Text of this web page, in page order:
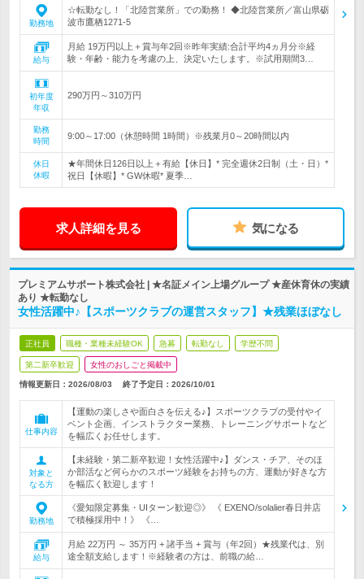
勤務地
☆転勤なし！「北陸営業所」での勤務！ ◆北陸営業所／富山県砺
波市鷹栖1271-5
給与
月給 19万円以上＋賞与年2回※昨年実績:合計平均4ヵ月分※経
験・年齢・能力を考慮の上、決定いたします。※試用期間3…
初年度
年収
290万円～310万円
勤務
時間
9:00～17:00（休憩時間 1時間）※残業月0～20時間以内
休日
休暇
★年間休日126日以上＋有給【休日】* 完全週休2日制（土・日）*
祝日【休暇】* GW休暇* 夏季…
求人詳細を見る 気になる
プレミアムサポート株式会社 | ★名証メイン上場グループ ★産休育休の実績
あり ★転勤なし
女性活躍中♪【スポーツクラブの運営スタッフ】★残業ほぼなし
正社員 職種・業種未経験OK 急募 転勤なし 学歴不問
第二新卒歓迎 女性のおしごと掲載中
情報更新日：2026/08/03 終了予定日： 2026/10/01
仕事内容
【運動の楽しさや面白さを伝える♪】スポーツクラブの受付やイ
ベント企画、インストラクター業務、トレーニングサポートなど
を幅広くお任せします。
対象と
なる方
【未経験・第二新卒歓迎！女性活躍中♪】ダンス・チア、そのほ
か部活など何らかのスポーツ経験をお持ちの方、運動が好きな方
を幅広く歓迎します！
勤務地
《愛知限定募集・UIターン歓迎◎》 《 EXENO/solalier春日井店
で積極採用中！》 《…
給与
月給 22万円 ～ 35万円 + 諸手当 + 賞与（年2回）★残業代は、別
途全額支給します！※経験者の方は、前職の給…